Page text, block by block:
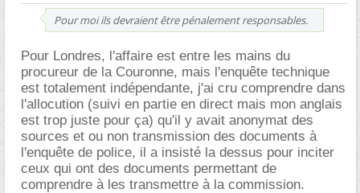
Pour moi ils devraient être pénalement responsables.
Pour Londres, l'affaire est entre les mains du
procureur de la Couronne, mais l'enquête technique
est totalement indépendante, j'ai cru comprendre dans
l'allocution (suivi en partie en direct mais mon anglais
est trop juste pour ça) qu'il y avait anonymat des
sources et ou non transmission des documents à
l'enquête de police, il a insisté la dessus pour inciter
ceux qui ont des documents permettant de
comprendre à les transmettre à la commission.